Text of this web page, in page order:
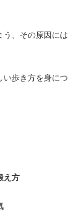
う、その原因には
い歩き方を身につ
え方